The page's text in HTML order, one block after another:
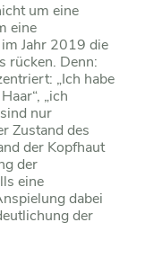
um eine
eine
Jahr 2019 die
rücken. Denn:
„Ich habe
„ich
nur
Zustand des
der Kopfhaut
der
eine
dabei
der